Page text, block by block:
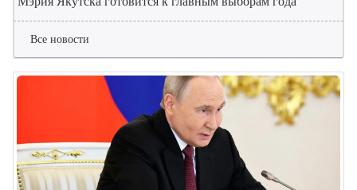
Все новости